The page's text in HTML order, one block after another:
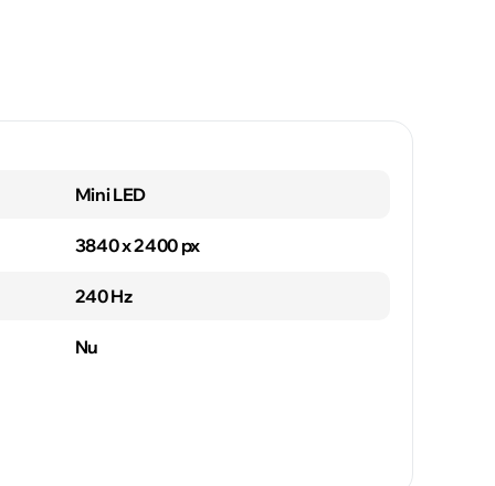
Mini LED
3840 x 2400 px
240 Hz
Nu